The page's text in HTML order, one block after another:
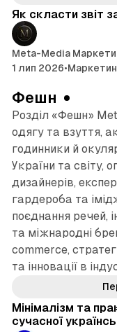
Як скласти звіт
Meta-Media
1 лип 2026•
Фешн
Розділ «Фешн»
одягу та взуття,
годинники й
України та світу,
дизайнерів,
гардероба та
поєднання речей,
та міжнародні
commerce,
та інновації в
Мінімалізм та
сучасної